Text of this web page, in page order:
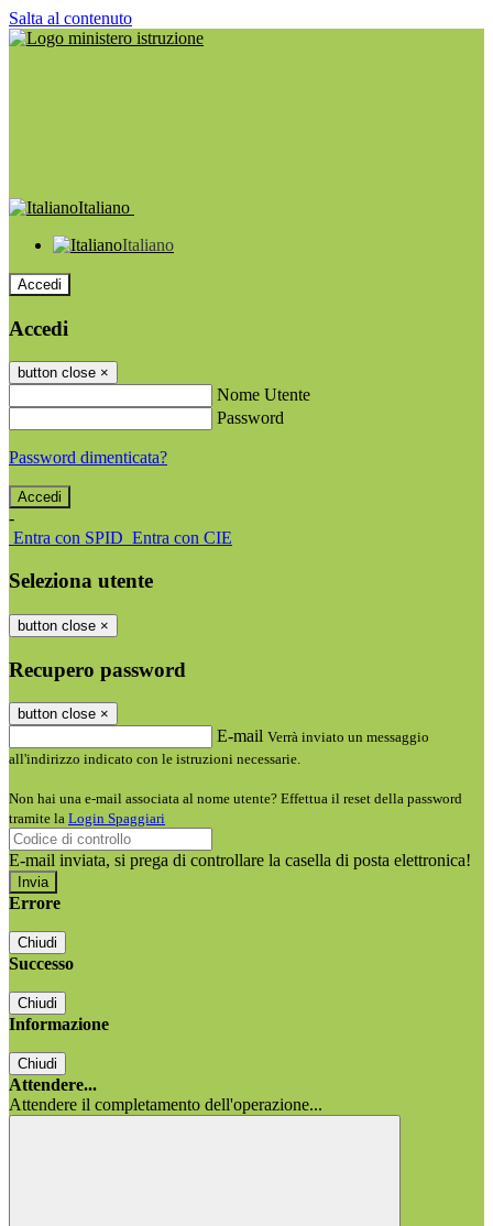
Salta al contenuto
Italiano
Italiano
Accedi
Accedi
button close ×
Nome Utente
Password
Password dimenticata?
-
Entra con SPID Entra con CIE
Seleziona utente
button close ×
Recupero password
button close ×
E-mail Verrà inviato un messaggio
all'indirizzo indicato con le istruzioni necessarie.
Non hai una e-mail associata al nome utente? Effettua il reset della password
tramite la Login Spaggiari
E-mail inviata, si prega di controllare la casella di posta elettronica!
Errore
Chiudi
Successo
Chiudi
Informazione
Chiudi
Attendere...
Attendere il completamento dell'operazione...